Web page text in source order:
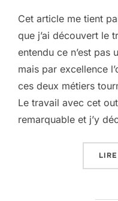
Cet article me tient
que j’ai découvert le
entendu ce n’est pas
mais par excellence
ces deux métiers
Le travail avec cet
remarquable et j’y